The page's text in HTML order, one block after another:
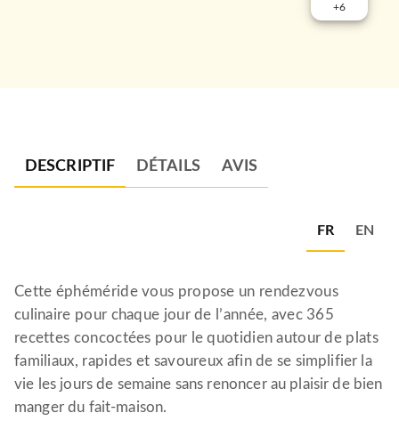
+6
DESCRIPTIF DÉTAILS AVIS
FR EN
Cette éphéméride vous propose un rendezvous
culinaire pour chaque jour de l’année, avec 365
recettes concoctées pour le quotidien autour de plats
familiaux, rapides et savoureux afin de se simplifier la
vie les jours de semaine sans renoncer au plaisir de bien
manger du fait-maison.